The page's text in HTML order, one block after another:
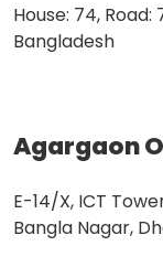
House: 74, Road:
Bangladesh
Agargaon
E-14/X, ICT
Bangla Nagar,